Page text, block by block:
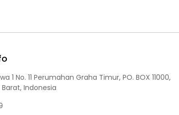
1 No. 11 Perumahan Graha Timur, PO. BOX 11000,
Barat, Indonesia